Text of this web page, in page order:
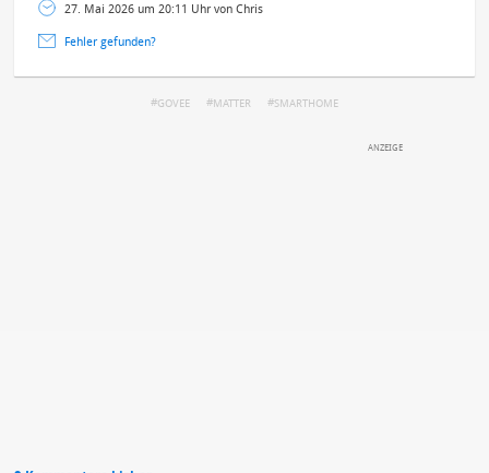
27. Mai 2026 um 20:11 Uhr von Chris
Fehler gefunden?
GOVEE MATTER SMARTHOME